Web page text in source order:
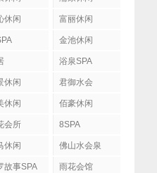
休闲 富丽休闲
金池休闲
浴泉SPA
休闲 君御水会
休闲 佰豪休闲
会所 8SPA
休闲 佛山水会泉
故事SPA 雨花会馆